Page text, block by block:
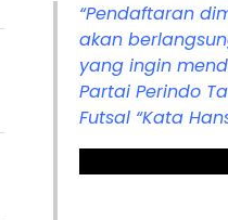
“Pendaftaran
akan
yang ingin
Partai Perindo
Futsal “Kata